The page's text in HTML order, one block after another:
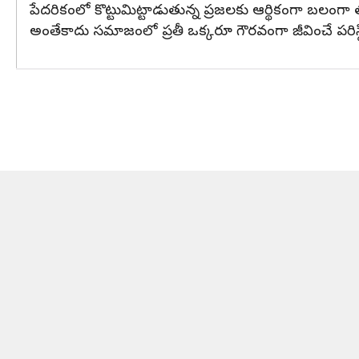
పేదరికంలో కొట్టుమిట్టాడుతున్న ప్రజలకు ఆర్థికంగా
అంతేకాదు సమాజంలో ప్రతీ ఒక్కరూ గౌరవంగా జీవించే